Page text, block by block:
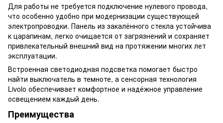
Для работы не требуется подключение нулевого провода,
что особенно удобно при модернизации существующей
электропроводки. Панель из закалённого стекла устойчива
к царапинам, легко очищается от загрязнений и сохраняет
привлекательный внешний вид на протяжении многих лет
эксплуатации.
Встроенная светодиодная подсветка помогает быстро
найти выключатель в темноте, а сенсорная технология
Livolo обеспечивает комфортное и надёжное управление
освещением каждый день.
Преимущества